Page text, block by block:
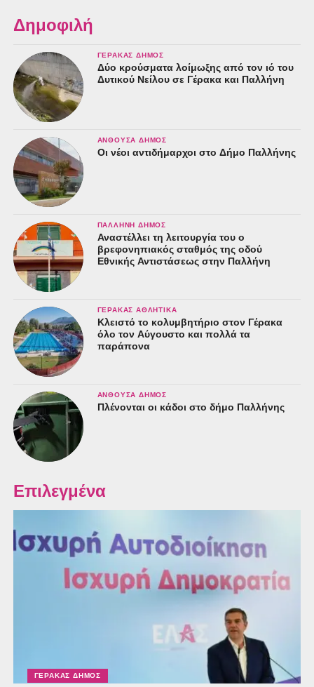
Δημοφιλή
ΓΈΡΑΚΑΣ ΔΉΜΟΣ
Δύο κρούσματα λοίμωξης από τον ιό του
Δυτικού Νείλου σε Γέρακα και Παλλήνη
ΑΝΘΟΎΣΑ ΔΉΜΟΣ
Οι νέοι αντιδήμαρχοι στο Δήμο Παλλήνης
ΠΑΛΛΉΝΗ ΔΉΜΟΣ
Αναστέλλει τη λειτουργία του ο
βρεφονηπιακός σταθμός της οδού
Εθνικής Αντιστάσεως στην Παλλήνη
ΓΈΡΑΚΑΣ ΑΘΛΗΤΙΚΆ
Κλειστό το κολυμβητήριο στον Γέρακα
όλο τον Αύγουστο και πολλά τα
παράπονα
ΑΝΘΟΎΣΑ ΔΉΜΟΣ
Πλένονται οι κάδοι στο δήμο Παλλήνης
Επιλεγμένα
ΓΈΡΑΚΑΣ ΔΉΜΟΣ